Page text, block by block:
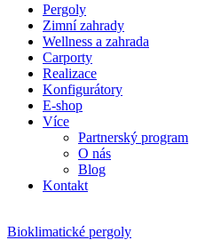
Pergoly
Zimní zahrady
Wellness a zahrada
Carporty
Realizace
Konfigurátory
E-shop
Více
Partnerský program
O nás
Blog
Kontakt
Bioklimatické pergoly